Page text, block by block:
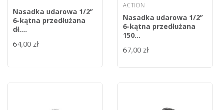
Nasadka udarowa 1/2’’
6-kątna przedłużana
dł....
64,00 zł
ACTION
Nasadka udarowa 1/2’’
6-kątna przedłużana
150...
67,00 zł